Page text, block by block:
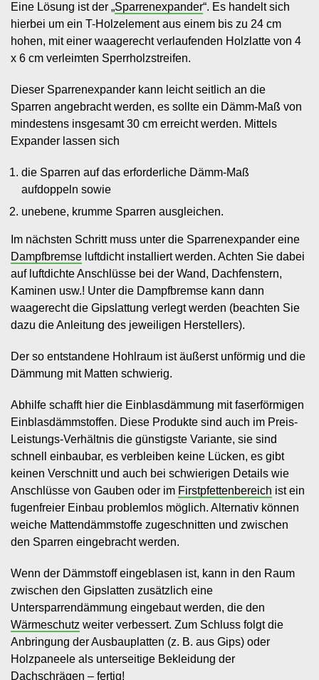
Eine Lösung ist der „Sparrenexpander“. Es handelt sich
hierbei um ein T-Holzelement aus einem bis zu 24 cm
hohen, mit einer waagerecht verlaufenden Holzlatte von 4
x 6 cm verleimten Sperrholzstreifen.
Dieser Sparrenexpander kann leicht seitlich an die
Sparren angebracht werden, es sollte ein Dämm-Maß von
mindestens insgesamt 30 cm erreicht werden. Mittels
Expander lassen sich
die Sparren auf das erforderliche Dämm-Maß
aufdoppeln sowie
unebene, krumme Sparren ausgleichen.
Im nächsten Schritt muss unter die Sparrenexpander eine
Dampfbremse luftdicht installiert werden. Achten Sie dabei
auf luftdichte Anschlüsse bei der Wand, Dachfenstern,
Kaminen usw.! Unter die Dampfbremse kann dann
waagerecht die Gipslattung verlegt werden (beachten Sie
dazu die Anleitung des jeweiligen Herstellers).
Der so entstandene Hohlraum ist äußerst unförmig und die
Dämmung mit Matten schwierig.
Abhilfe schafft hier die Einblasdämmung mit faserförmigen
Einblasdämmstoffen. Diese Produkte sind auch im Preis-
Leistungs-Verhältnis die günstigste Variante, sie sind
schnell einbaubar, es verbleiben keine Lücken, es gibt
keinen Verschnitt und auch bei schwierigen Details wie
Anschlüsse von Gauben oder im Firstpfettenbereich ist ein
fugenfreier Einbau problemlos möglich. Alternativ können
weiche Mattendämmstoffe zugeschnitten und zwischen
den Sparren eingebracht werden.
Wenn der Dämmstoff eingeblasen ist, kann in den Raum
zwischen den Gipslatten zusätzlich eine
Untersparrendämmung eingebaut werden, die den
Wärmeschutz weiter verbessert. Zum Schluss folgt die
Anbringung der Ausbauplatten (z. B. aus Gips) oder
Holzpaneele als unterseitige Bekleidung der
Dachschrägen – fertig!